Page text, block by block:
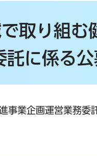
取り組む
に係る
事業企画運営業務委